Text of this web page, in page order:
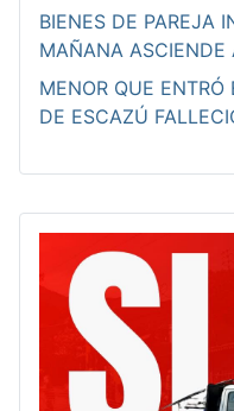
BIENES DE PAREJA
MAÑANA
MENOR QUE ENTRÓ
DE ESCAZÚ